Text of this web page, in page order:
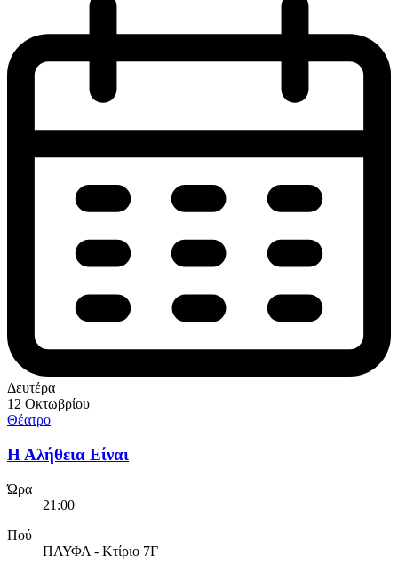
Δευτέρα
12 Οκτωβρίου
Θέατρο
Η Αλήθεια Είναι
Ώρα
21:00
Πού
ΠΛΥΦΑ - Κτίριο 7Γ